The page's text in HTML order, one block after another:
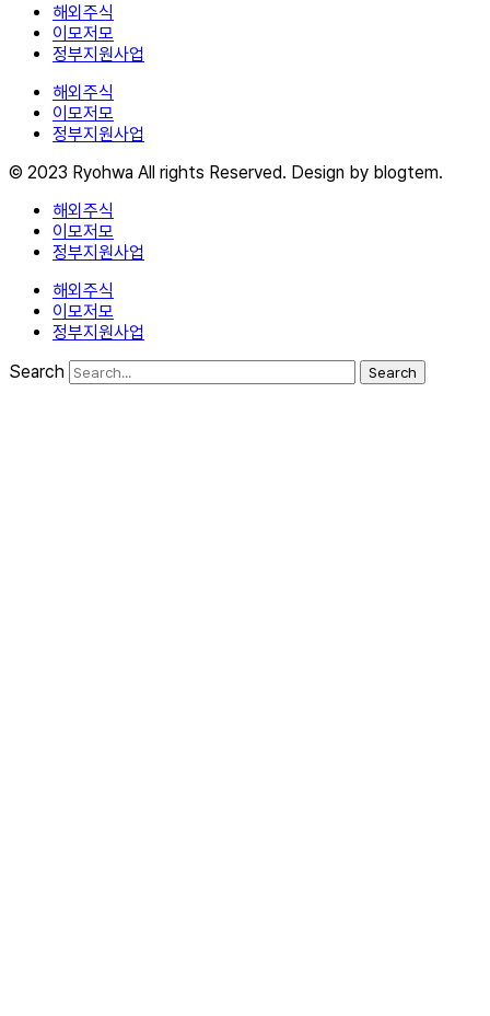
해외주식
이모저모
정부지원사업
해외주식
이모저모
정부지원사업
© 2023 Ryohwa All rights Reserved. Design by blogtem.
해외주식
이모저모
정부지원사업
해외주식
이모저모
정부지원사업
Search
Search